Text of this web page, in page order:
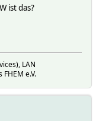
ist das?
LAN
e.V.